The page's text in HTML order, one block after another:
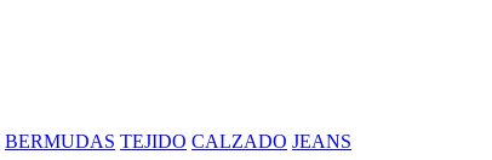
BERMUDAS TEJIDO CALZADO JEANS